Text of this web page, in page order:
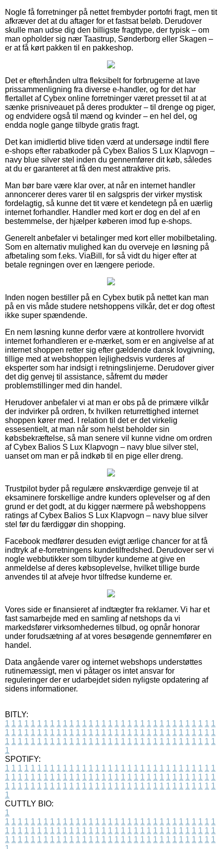
Nogle få forretninger på nettet frembyder portofri fragt, men tit
afkræver det at du aftager for et fastsat beløb. Derudover
skulle man udse dig den billigste fragttype, der typisk – om
man opholder sig nær Taastrup, Sønderborg eller Skagen –
er at få kørt pakken til en pakkeshop.
Det er efterhånden ultra fleksibelt for forbrugerne at lave
prissammenligning fra diverse e-handler, og for det har
flertallet af Cybex online forretninger været presset til at at
sænke prisniveauet på deres produkter – til drenge og piger,
og endvidere også til mænd og kvinder – en hel del, og
endda nogle gange tilbyde gratis fragt.
Det kan imidlertid blive tiden værd at undersøge indtil flere
e-shops efter rabatkoder på Cybex Balios S Lux Klapvogn –
navy blue silver stel inden du gennemfører dit køb, således
at du er garanteret at få den mest attraktive pris.
Man bør bare være klar over, at når en internet handler
annoncerer deres varer til en salgspris der virker mystisk
fordelagtig, så kunne det tit være et kendetegn på en uærlig
internet forhandler. Handler med kort er dog en del af en
bestemmelse, der hjælper køberen imod fup e-shops.
Generelt anbefaler vi betalinger med kort eller mobilbetaling.
Som en alternativ mulighed kan du overveje en løsning på
afbetaling som f.eks. ViaBill, for så vidt du higer efter at
betale regningen over en længere periode.
Inden nogen bestiller på en Cybex butik på nettet kan man
på en vis måde studere netshoppens vilkår, det er dog oftest
ikke super spændende.
En nem løsning kunne derfor være at kontrollere hvorvidt
internet forhandleren er e-mærket, som er en angivelse af at
internet shoppen retter sig efter gældende dansk lovgivning,
tillige med at webshoppen lejlighedsvis vurderes af
eksperter som har indsigt i retningslinjerne. Derudover giver
det dig genvej til assistance, såfremt du møder
problemstillinger med din handel.
Herudover anbefaler vi at man er obs på de primære vilkår
der indvirker på ordren, fx hvilken returrettighed internet
shoppen kører med. I relation til det er det virkelig
essesentielt, at man når som helst beholder sin
købsbekræftelse, så man senere vil kunne vidne om ordren
af Cybex Balios S Lux Klapvogn – navy blue silver stel,
uanset om man er på indkøb til en pige eller dreng.
Trustpilot byder på regulære ønskværdige genveje til at
eksaminere forskellige andre kunders oplevelser og af den
grund er det godt, at du kigger nærmere på webshoppens
ratings af Cybex Balios S Lux Klapvogn – navy blue silver
stel før du færdiggør din shopping.
Facebook medfører desuden evigt ærlige chancer for at få
indtryk af e-forretningens kundetilfredshed. Derudover ser vi
nogle webbutikker som tilbyder kunderne at give en
anmeldelse af deres købsoplevelse, hvilket tillige burde
anvendes til at afveje hvor tilfredse kunderne er.
Vores side er finansieret af indtægter fra reklamer. Vi har et
fast samarbejde med en samling af netshops da vi
markedsfører virksomhedernes tilbud, og opnår honorar
under forudsætning af at vores besøgende gennemfører en
handel.
Data angående varer og internet webshops understøttes
rutinemæssigt, men vi påtager os intet ansvar for
reguleringer der er udarbejdet siden nyligste opdatering af
sidens informationer.
BITLY:
1 1 1 1 1 1 1 1 1 1 1 1 1 1 1 1 1 1 1 1 1 1 1 1 1 1 1 1 1 1 1 1 1
1 1 1 1 1 1 1 1 1 1 1 1 1 1 1 1 1 1 1 1 1 1 1 1 1 1 1 1 1 1 1 1 1
1 1 1 1 1 1 1 1 1 1 1 1 1 1 1 1 1 1 1 1 1 1 1 1 1 1 1 1 1 1 1 1 1
1
SPOTIFY:
1 1 1 1 1 1 1 1 1 1 1 1 1 1 1 1 1 1 1 1 1 1 1 1 1 1 1 1 1 1 1 1 1
1 1 1 1 1 1 1 1 1 1 1 1 1 1 1 1 1 1 1 1 1 1 1 1 1 1 1 1 1 1 1 1 1
1 1 1 1 1 1 1 1 1 1 1 1 1 1 1 1 1 1 1 1 1 1 1 1 1 1 1 1 1 1 1 1 1
1
CUTTLY BIO:
1
1 1 1 1 1 1 1 1 1 1 1 1 1 1 1 1 1 1 1 1 1 1 1 1 1 1 1 1 1 1 1 1 1
1 1 1 1 1 1 1 1 1 1 1 1 1 1 1 1 1 1 1 1 1 1 1 1 1 1 1 1 1 1 1 1 1
1 1 1 1 1 1 1 1 1 1 1 1 1 1 1 1 1 1 1 1 1 1 1 1 1 1 1 1 1 1 1 1 1